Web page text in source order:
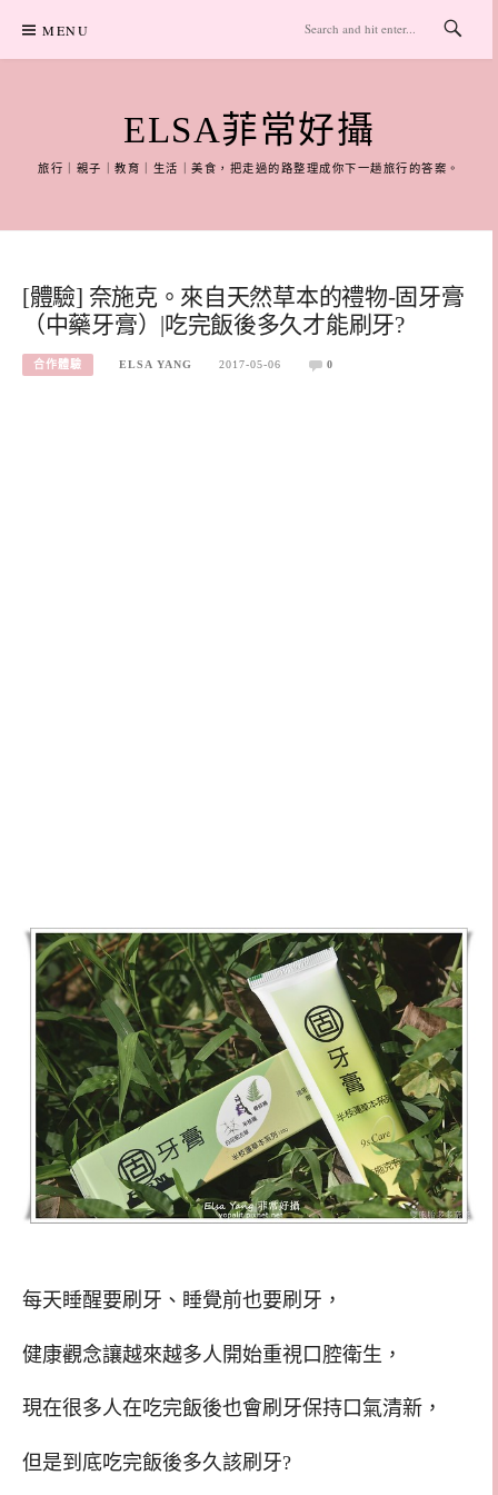
content
MENU
ELSA菲常好攝
旅行｜親子｜教育｜生活｜美食，把走過的路整理成你下一趟旅行的答案。
[體驗] 奈施克。來自天然草本的禮物-固牙膏
（中藥牙膏）|吃完飯後多久才能刷牙?
合作體驗 ELSA YANG 2017-05-06 0
每天睡醒要刷牙、睡覺前也要刷牙，
健康觀念讓越來越多人開始重視口腔衛生，
現在很多人在吃完飯後也會刷牙保持口氣清新，
但是到底吃完飯後多久該刷牙?